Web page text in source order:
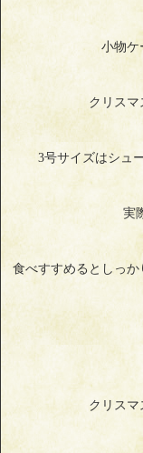
小物ケ
クリスマ
3号サイズはシュ
実
食べすすめるとしっ
クリスマ